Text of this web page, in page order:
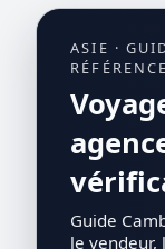
ASIE ·
RÉFÉRENCE
Guide
le vendeur,